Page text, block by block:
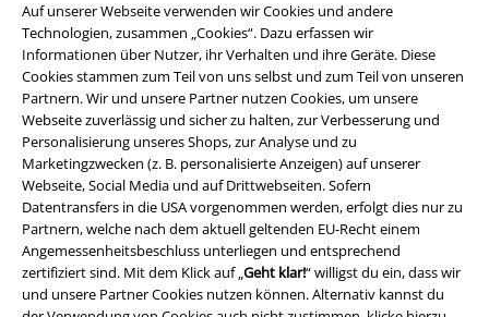
Auf unserer Webseite verwenden wir Cookies und andere
Technologien, zusammen „Cookies“. Dazu erfassen wir
Informationen über Nutzer, ihr Verhalten und ihre Geräte. Diese
Cookies stammen zum Teil von uns selbst und zum Teil von unseren
Partnern. Wir und unsere Partner nutzen Cookies, um unsere
Webseite zuverlässig und sicher zu halten, zur Verbesserung und
Personalisierung unseres Shops, zur Analyse und zu
Marketingzwecken (z. B. personalisierte Anzeigen) auf unserer
Webseite, Social Media und auf Drittwebseiten. Sofern
Datentransfers in die USA vorgenommen werden, erfolgt dies nur zu
Partnern, welche nach dem aktuell geltenden EU-Recht einem
Angemessenheitsbeschluss unterliegen und entsprechend
zertifiziert sind. Mit dem Klick auf „Geht klar!“ willigst du ein, dass wir
und unsere Partner Cookies nutzen können. Alternativ kannst du
Rechtliches
AGB
Impressum